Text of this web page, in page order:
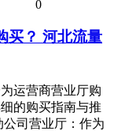
0
买？ 河北流量
运营商营业厅购
的购买指南与推
司营业厅：作为